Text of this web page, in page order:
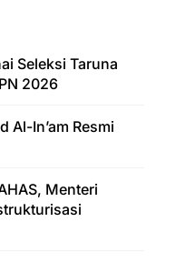
Seleksi Taruna
2026
Al-In’am Resmi
Menteri